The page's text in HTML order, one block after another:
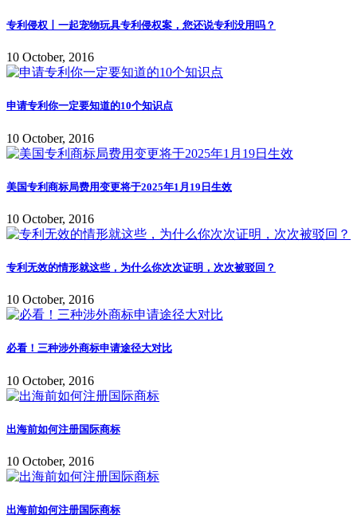
专利侵权丨一起宠物玩具专利侵权案，您还说专利没用吗？
10 October, 2016
申请专利你一定要知道的10个知识点
10 October, 2016
美国专利商标局费用变更将于2025年1月19日生效
10 October, 2016
专利无效的情形就这些，为什么你次次证明，次次被驳回？
10 October, 2016
必看！三种涉外商标申请途径大对比
10 October, 2016
出海前如何注册国际商标
10 October, 2016
出海前如何注册国际商标